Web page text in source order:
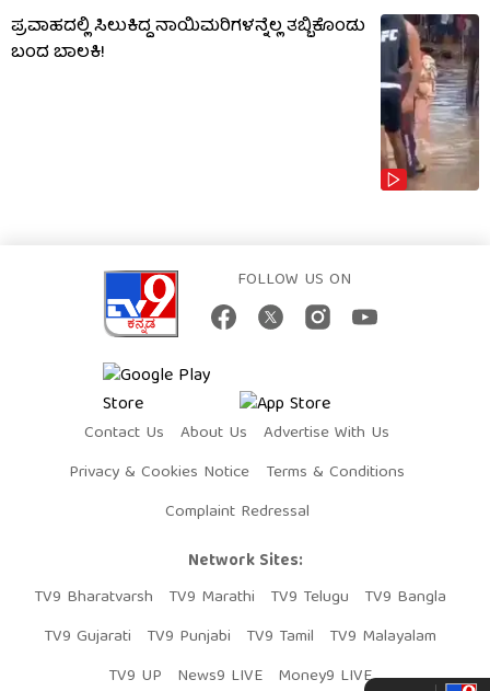
ಪ್ರವಾಹದಲ್ಲಿ ಸಿಲುಕಿದ್ದ ನಾಯಿಮರಿಗಳನ್ನೆಲ್ಲ ತಬ್ಬಿಕೊಂಡು
ಬಂದ ಬಾಲಕಿ!
FOLLOW US ON
Contact Us About Us
Advertise With Us
Privacy & Cookies Notice
Terms & Conditions
Complaint Redressal
Network Sites:
TV9 Bharatvarsh
TV9 Marathi TV9 Telugu
TV9 Bangla
TV9 Gujarati
TV9 Punjabi TV9 Tamil
TV9 Malayalam
TV9 UP
News9 LIVE Money9 LIVE